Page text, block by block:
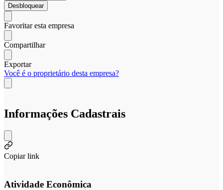
Desbloquear
Favoritar esta empresa
Compartilhar
Exportar
Você é o proprietário desta empresa?
Informações Cadastrais
Copiar link
Atividade Econômica